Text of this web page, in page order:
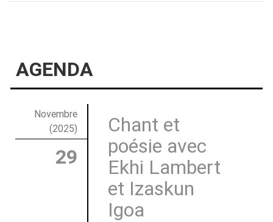
AGENDA
Novembre
(2025)
29
Chant et
poésie avec
Ekhi Lambert
et Izaskun
Igoa